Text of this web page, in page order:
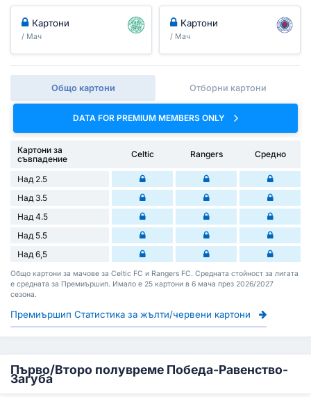
Картони
/ Мач
Картони
/ Мач
Общо картони Отборни картони
DATA FOR PREMIUM MEMBERS ONLY
Картони за
съвпадение
Celtic Rangers Средно
Над 2.5
Над 3.5
Над 4.5
Над 5.5
Над 6,5
Общо картони за мачове за Celtic FC и Rangers FC. Средната стойност за лигата
е средната за Премиършип. Имало е 25 картони в 6 мача през 2026/2027
сезона.
Премиършип Статистика за жълти/червени картони
Първо/Второ полувреме Победа-Равенство-
Загуба